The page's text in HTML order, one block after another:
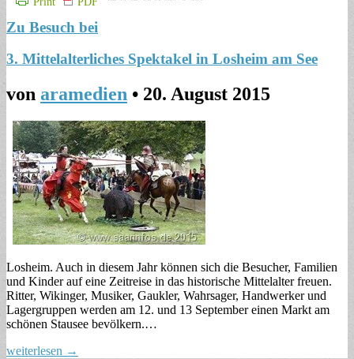
Zu Besuch bei
3. Mittelalterliches Spektakel in Losheim am See
von aramedien • 20. August 2015
Losheim. Auch in diesem Jahr können sich die Besucher, Familien
und Kinder auf eine Zeitreise in das historische Mittelalter freuen.
Ritter, Wikinger, Musiker, Gaukler, Wahrsager, Handwerker und
Lagergruppen werden am 12. und 13 September einen Markt am
schönen Stausee bevölkern.…
weiterlesen →